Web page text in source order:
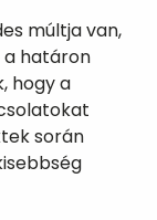
múltja van,
a határon
hogy a
során